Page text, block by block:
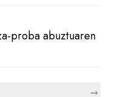
proba abuztuaren